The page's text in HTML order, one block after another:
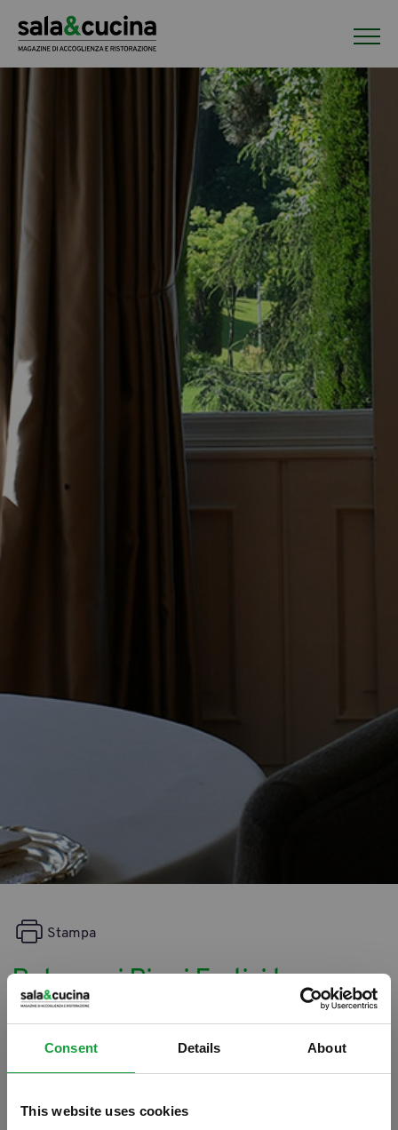
Consent Details About
This website uses cookies
Bologna: i Birrai Eretici tornano
a festeggiare la birra
artigianale
Stampa